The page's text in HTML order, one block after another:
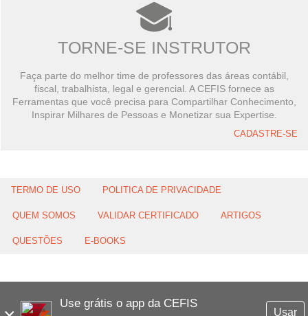
Use grátis o app da CEFIS
Usar
TORNE-SE INSTRUTOR
Faça parte do melhor time de professores das áreas contábil,
fiscal, trabalhista, legal e gerencial. A CEFIS fornece as
Ferramentas que você precisa para Compartilhar Conhecimento,
Inspirar Milhares de Pessoas e Monetizar sua Expertise.
CADASTRE-SE
TERMO DE USO POLITICA DE PRIVACIDADE
QUEM SOMOS VALIDAR CERTIFICADO ARTIGOS
QUESTÕES E-BOOKS